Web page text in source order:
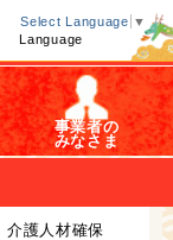
Select Language ▼
Language
事業者の
みなさま
介護人材確保